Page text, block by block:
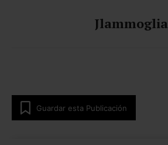
Jlammoglia
Guardar esta Publicación